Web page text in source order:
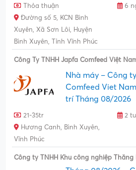
Thỏa thuận
6
Đường số 5, KCN Bình
Xuyên, Xã Sơn Lôi, Huyện
Bình Xuyên, Tỉnh Vĩnh Phúc
Công Ty TNHH Japfa Comfeed Việt
Nhà máy – Công
Comfeed Viet
trí Tháng 08/2026
21-35tr
2
Hương Canh, Bình Xuyên,
Vĩnh Phúc
Công ty TNHH Khu công nghiệp Thăng